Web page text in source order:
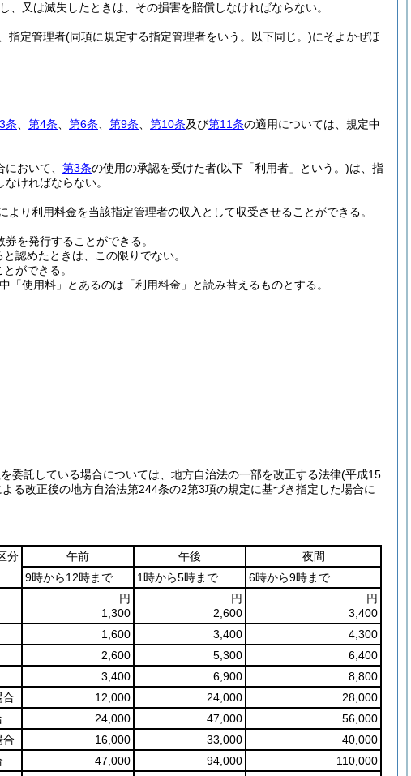
又は滅失したときは、その損害を賠償しなければならない。
指定管理者(同項に規定する指定管理者をいう。以下同じ。)にそよかぜほ
条 第4条 第6条 第9条 第10条及び第11条の適用については、規定中
おいて、 第3条の使用の承認を受けた者(以下「利用者」という。)は、指
なければならない。
り利用料金を当該指定管理者の収入として収受させることができる。
を発行することができる。
認めたときは、この限りでない。
ができる。
「使用料」とあるのは「利用料金」と読み替えるものとする。
委託している場合については、地方自治法の一部を改正する法律(平成15
る改正後の地方自治法第244条の2第3項の規定に基づき指定した場合に
分
午前 午後
夜間
9時から12時まで
1時から5時まで
6時から9時まで
円
1,300
円
2,600
円
3,400
1,600 3,400
4,300
2,600 5,300
6,400
3,400 6,900
8,800
合 12,000 24,000
28,000
24,000 47,000
56,000
合 16,000 33,000
40,000
47,000 94,000
110,000